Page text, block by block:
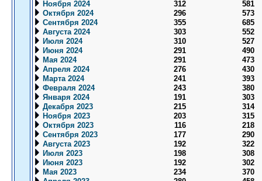
Ноября 2024
312
581
Октября 2024
296
573
Сентября 2024
355
685
Августа 2024
303
552
Июля 2024
310
527
Июня 2024
291
490
Мая 2024
291
473
Апреля 2024
276
430
Марта 2024
241
393
Февраля 2024
243
380
Января 2024
191
303
Декабря 2023
215
314
Ноября 2023
203
315
Октября 2023
116
218
Сентября 2023
177
290
Августа 2023
192
322
Июля 2023
198
308
Июня 2023
192
302
Мая 2023
234
370